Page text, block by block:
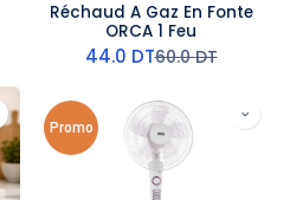
Réchaud A Gaz En Fonte
ORCA 1 Feu
44.0 DT60.0DT
Promo